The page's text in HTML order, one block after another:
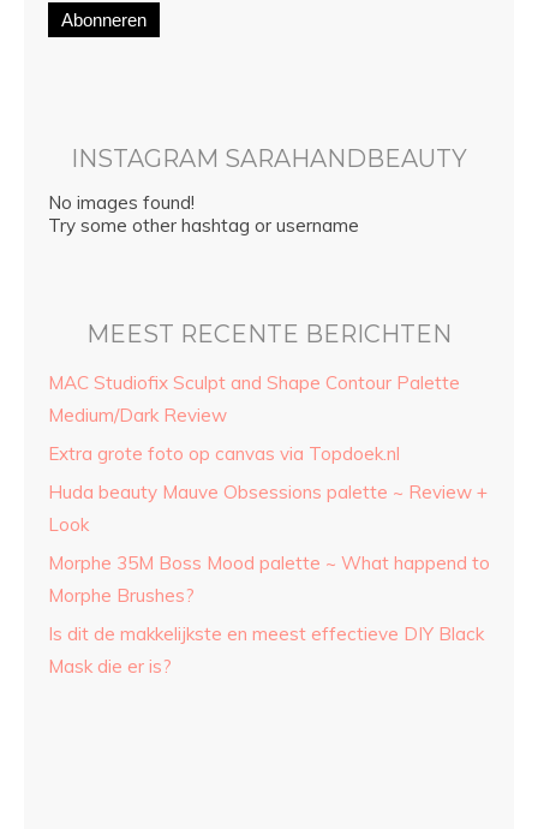
Abonneren
INSTAGRAM SARAHANDBEAUTY
No images found!
Try some other hashtag or username
MEEST RECENTE BERICHTEN
MAC Studiofix Sculpt and Shape Contour Palette
Medium/Dark Review
Extra grote foto op canvas via Topdoek.nl
Huda beauty Mauve Obsessions palette ~ Review +
Look
Morphe 35M Boss Mood palette ~ What happend to
Morphe Brushes?
Is dit de makkelijkste en meest effectieve DIY Black
Mask die er is?